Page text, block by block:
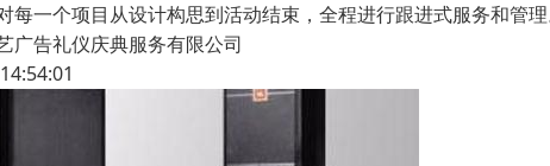
每一个项目从设计构思到活动结束，全程进行跟进式服务和管
广告礼仪庆典服务有限公司